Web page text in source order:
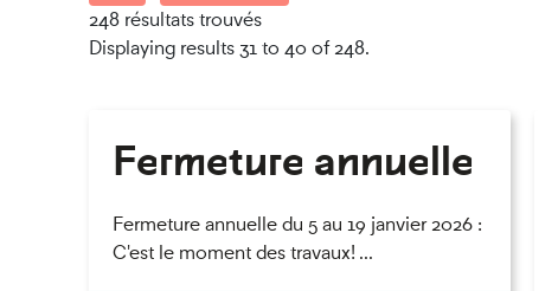
248 résultats trouvés
Displaying results 31 to 40 of 248.
Fermeture annuelle
Fermeture annuelle du 5 au 19 janvier 2026 :
C'est le moment des travaux! ...